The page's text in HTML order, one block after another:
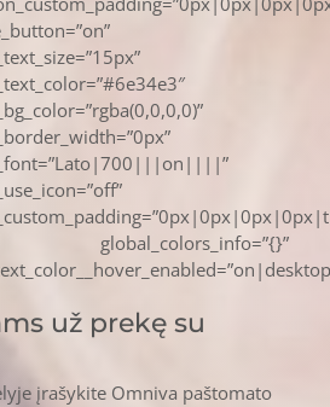
už prekę su
įrašykite Omniva paštomato